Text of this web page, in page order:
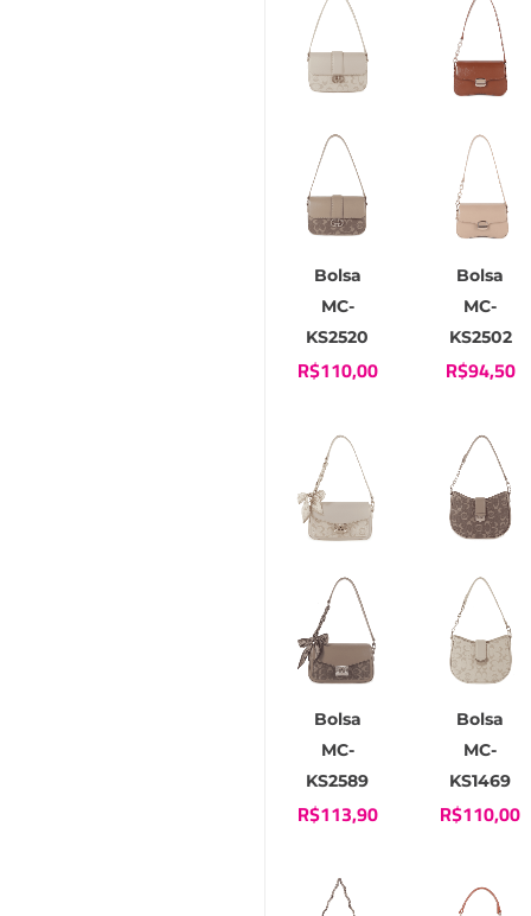
Bolsa
MC-
KS2520
R$110,00
Bolsa
MC-
KS2502
R$94,50
Bolsa
MC-
KS2589
R$113,90
Bolsa
MC-
KS1469
R$110,00